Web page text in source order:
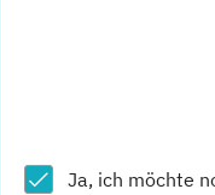
Ja, ich möchte